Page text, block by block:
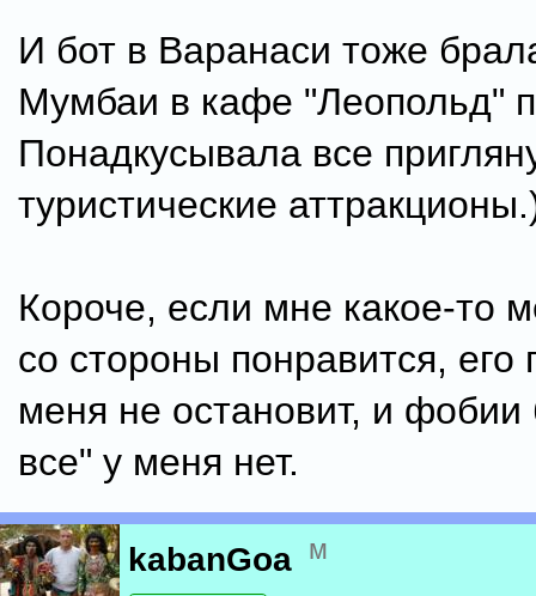
И бот в Варанаси тоже
Мумбаи в кафе "Леопольд"
Понадкусывала все
туристические
Короче, если мне какое-то
со стороны понравится, его
меня не остановит, и фобии
все" у меня нет.
kabanGoa м